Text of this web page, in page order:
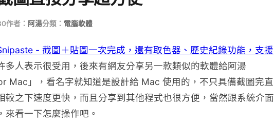
作者： 阿湯分類： 電腦軟體
- 截圖＋貼圖一次完成，還有取色器、歷史紀錄功能，支援
多人表示很受用，後來有網友分享另一款類似的軟體給阿湯
Mac」，看名字就知道是設計給 Mac 使用的，不只具備截圖完直
較之下速度更快，而且分享到其他程式也很方便，當然跟系統介面
來看一下怎麼操作吧。